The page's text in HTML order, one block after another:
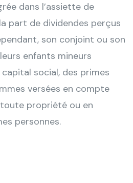
dans l’assiette de
part de dividendes perçus
son conjoint ou son
enfants mineurs
social, des primes
versées en compte
propriété ou en
personnes.